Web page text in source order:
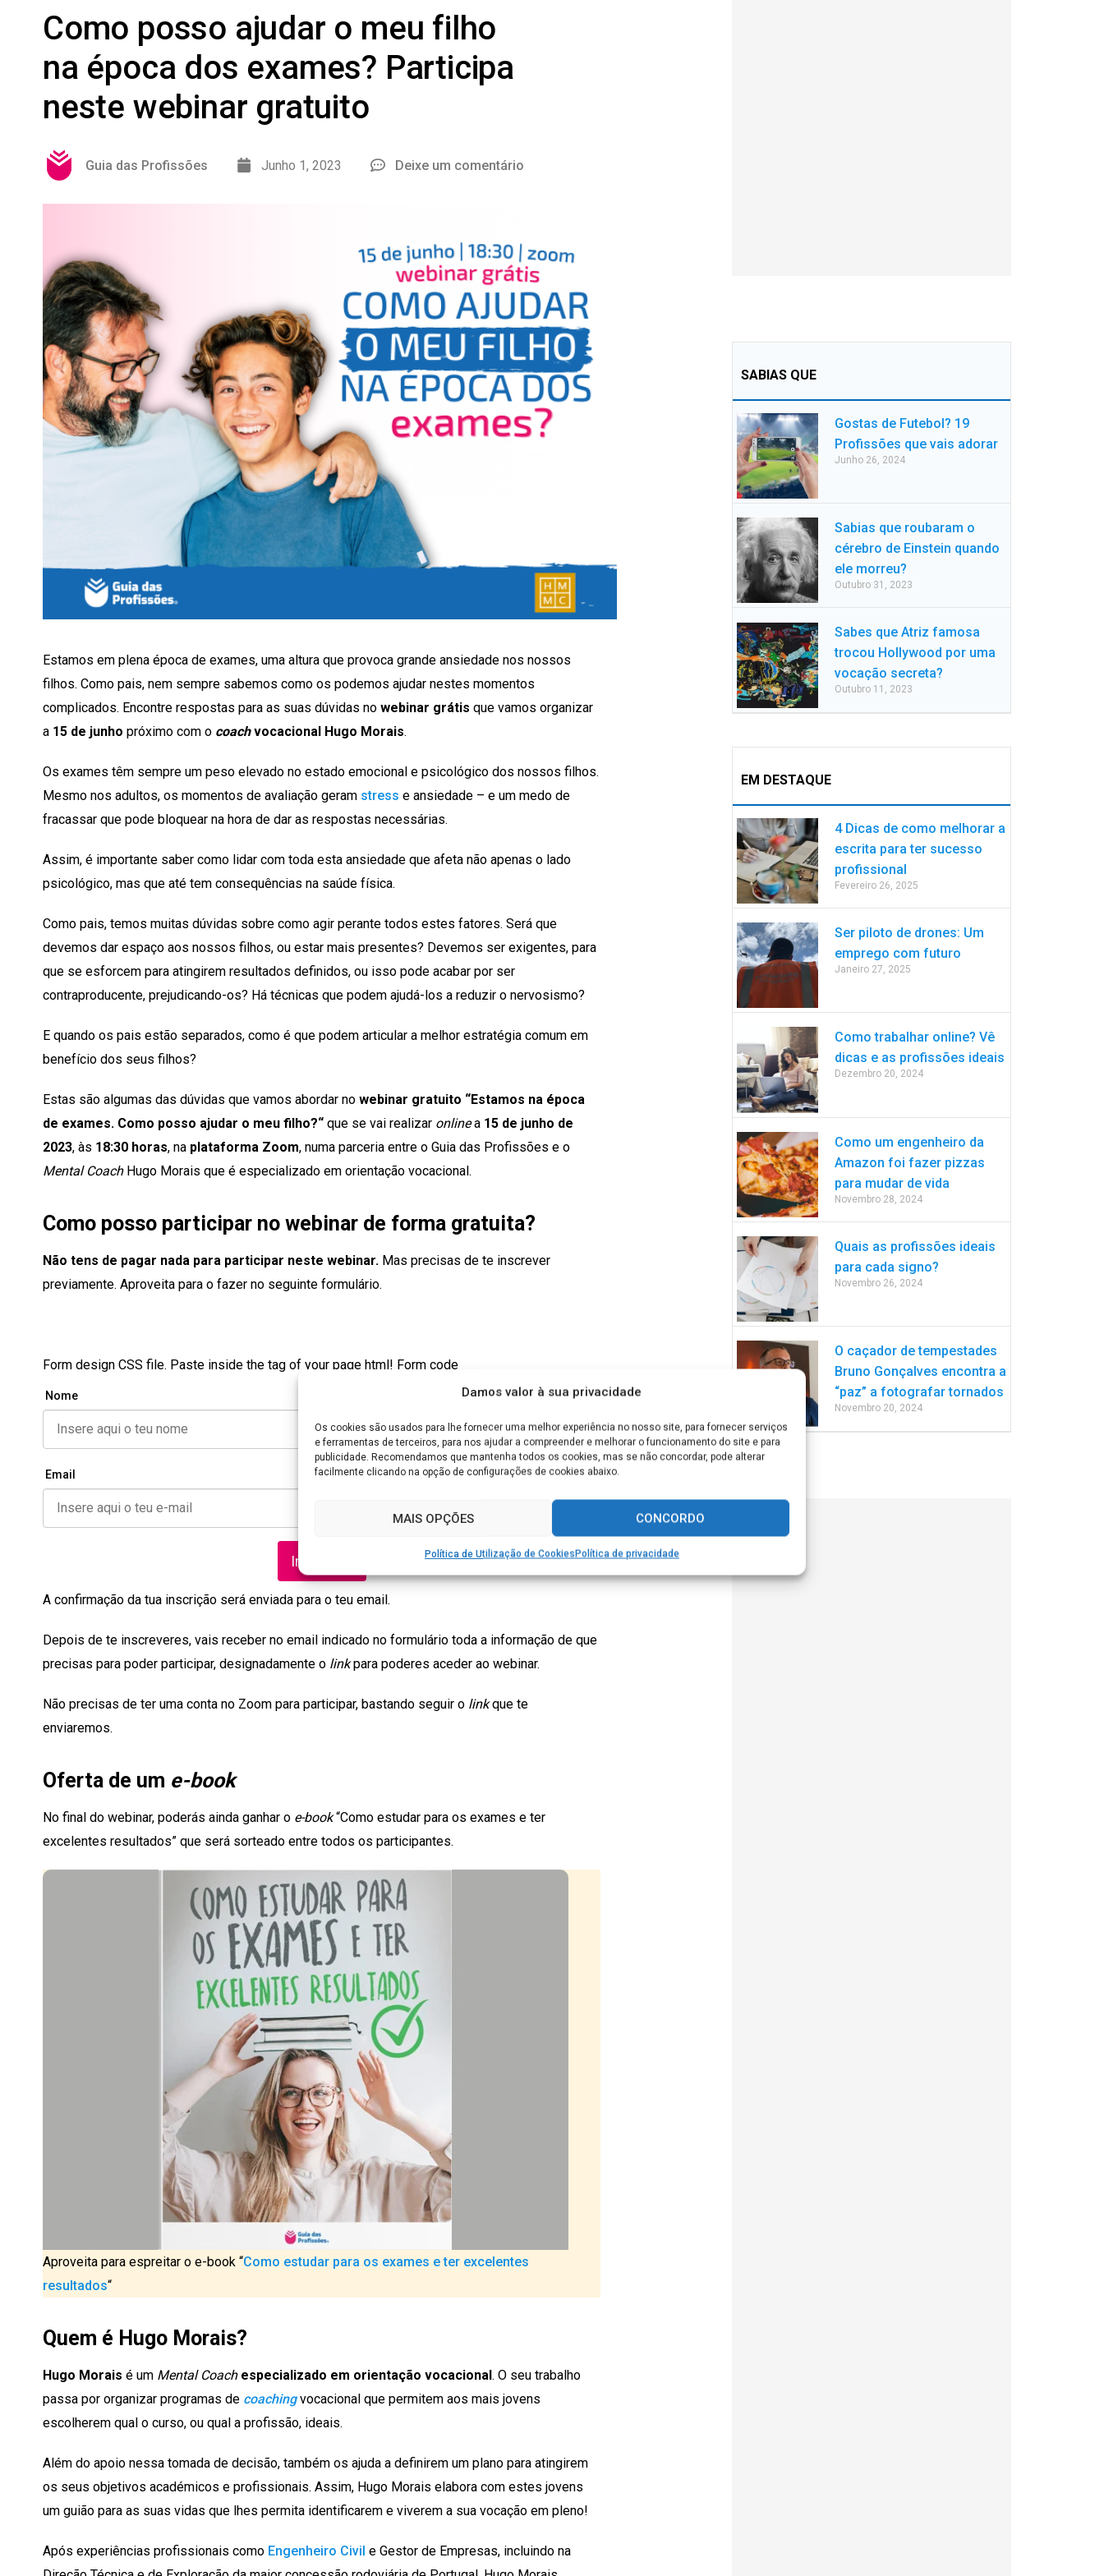
Damos valor à sua privacidade
Os cookies são usados para lhe fornecer uma melhor experiência no nosso site, para fornecer serviços
e ferramentas de terceiros, para nos ajudar a compreender e melhorar o funcionamento do site e para
publicidade. Recomendamos que mantenha todos os cookies, mas se não concordar, pode alterar
facilmente clicando na opção de configurações de cookies abaixo.
CONCORDO
MAIS OPÇÕES
Política de Utilização de CookiesPolítica de privacidade
Como posso ajudar o meu filho
na época dos exames? Participa
neste webinar gratuito
Guia das Profissões Junho 1, 2023 Deixe um comentário
Estamos em plena época de exames, uma altura que provoca grande ansiedade nos nossos
filhos. Como pais, nem sempre sabemos como os podemos ajudar nestes momentos
complicados. Encontre respostas para as suas dúvidas no webinar grátis que vamos organizar
a 15 de junho próximo com o coachvocacional Hugo Morais.
Os exames têm sempre um peso elevado no estado emocional e psicológico dos nossos filhos.
Mesmo nos adultos, os momentos de avaliação geram stress e ansiedade – e um medo de
fracassar que pode bloquear na hora de dar as respostas necessárias.
Assim, é importante saber como lidar com toda esta ansiedade que afeta não apenas o lado
psicológico, mas que até tem consequências na saúde física.
Como pais, temos muitas dúvidas sobre como agir perante todos estes fatores. Será que
devemos dar espaço aos nossos filhos, ou estar mais presentes? Devemos ser exigentes, para
que se esforcem para atingirem resultados definidos, ou isso pode acabar por ser
contraproducente, prejudicando-os? Há técnicas que podem ajudá-los a reduzir o nervosismo?
E quando os pais estão separados, como é que podem articular a melhor estratégia comum em
benefício dos seus filhos?
Estas são algumas das dúvidas que vamos abordar no webinar gratuito “Estamos na época
de exames. Como posso ajudar o meu filho?“ que se vai realizar onlinea 15 de junho de
2023, às 18:30 horas, na plataforma Zoom, numa parceria entre o Guia das Profissões e o
Mental CoachHugo Morais que é especializado em orientação vocacional.
Como posso participar no webinar de forma gratuita?
Não tens de pagar nada para participar neste webinar. Mas precisas de te inscrever
previamente. Aproveita para o fazer no seguinte formulário.
Form design CSS file. Paste inside the tag of your page html! Form code
Nome
Email
Inscrever
A confirmação da tua inscrição será enviada para o teu email.
Depois de te inscreveres, vais receber no email indicado no formulário toda a informação de que
precisas para poder participar, designadamente o linkpara poderes aceder ao webinar.
Não precisas de ter uma conta no Zoom para participar, bastando seguir o linkque te
enviaremos.
Oferta de um e-book
No final do webinar, poderás ainda ganhar o e-book“Como estudar para os exames e ter
excelentes resultados” que será sorteado entre todos os participantes.
Aproveita para espreitar o e-book “Como estudar para os exames e ter excelentes
resultados“
Quem é Hugo Morais?
Hugo Morais é um Mental Coachespecializado em orientação vocacional. O seu trabalho
passa por organizar programas de coaching vocacional que permitem aos mais jovens
escolherem qual o curso, ou qual a profissão, ideais.
Além do apoio nessa tomada de decisão, também os ajuda a definirem um plano para atingirem
os seus objetivos académicos e profissionais. Assim, Hugo Morais elabora com estes jovens
um guião para as suas vidas que lhes permita identificarem e viverem a sua vocação em pleno!
Após experiências profissionais como Engenheiro Civil e Gestor de Empresas, incluindo na
SABIAS QUE
Gostas de Futebol? 19
Profissões que vais adorar
Junho 26, 2024
Sabias que roubaram o
cérebro de Einstein quando
ele morreu?
Outubro 31, 2023
Sabes que Atriz famosa
trocou Hollywood por uma
vocação secreta?
Outubro 11, 2023
EM DESTAQUE
4 Dicas de como melhorar a
escrita para ter sucesso
profissional
Fevereiro 26, 2025
Ser piloto de drones: Um
emprego com futuro
Janeiro 27, 2025
Como trabalhar online? Vê
dicas e as profissões ideais
Dezembro 20, 2024
Como um engenheiro da
Amazon foi fazer pizzas
para mudar de vida
Novembro 28, 2024
Quais as profissões ideais
para cada signo?
Novembro 26, 2024
O caçador de tempestades
Bruno Gonçalves encontra a
“paz” a fotografar tornados
Novembro 20, 2024